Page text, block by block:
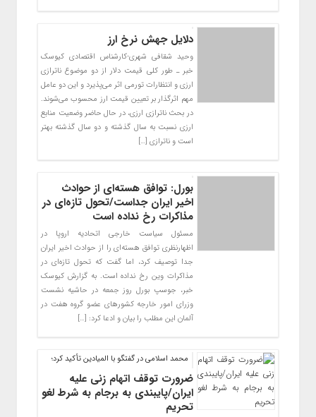
دلایل جهش نرخ ارز
وحید شقافی شهری-کارشناس اقتصادی کیوسک
خبر ـ طور کلی قیمت دلار از دو موضوع ناترازی
ارزی و انتظارات تورمی اثر می‌پذیرد و این دو عامل
مهم اثرگذار بر تعیین قیمت ارز محسوب می‌شوند.
در بحث ناترازی ارزی، در حال حاضر وضعیت منابع
ارزی نسبت به سال گذشته و دو سال گذشته بهتر
است و ناترازی […]
بورل: توافق هسته‌ای از حوادث
اخیر ایران جداست/تحول تازه‌ای در
مذاکرات رخ نداده است
مسئول سیاست خارجی اتحادیه اروپا در
اظهارنظری توافق هسته‌ای را از حوادث اخیر ایران
جدا توصیف کرد، اما گفت که تحول تازه‌ای در
مذاکرات وین رخ نداده است. به گزارش کیوسک
خبر، جوسپ بورل روز جمعه در حاشیه نشست
وزرای امور خارجه کشورهای عضو گروه هفت در
آلمان این مطلب را بیان و ادعا کرد: […]
محمد اسلامی در گفتگو با المیادین تأکید کرد؛
ضرورت توقف اتهام زنی علیه
ایران/پایبندی به برجام به شرط لغو
تحریم